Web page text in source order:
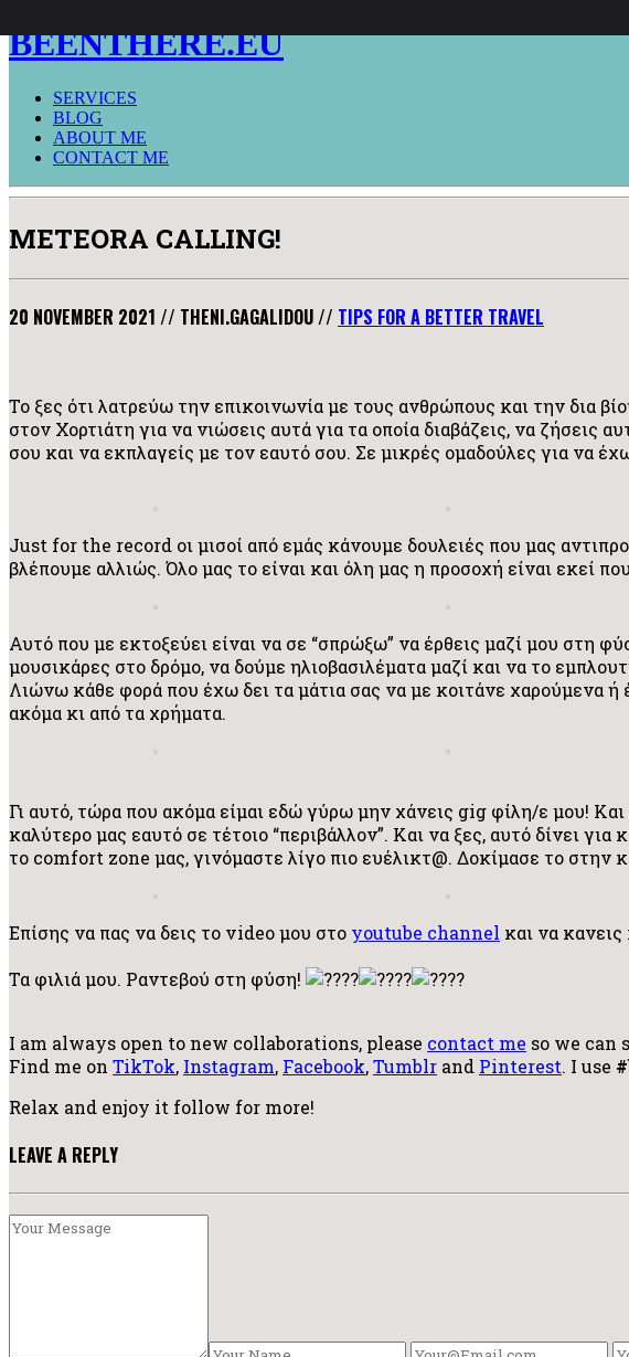
BEENTHERE.EU
SERVICES
BLOG
ABOUT ME
CONTACT ME
METEORA CALLING!
20 NOVEMBER 2021 // THENI.GAGALIDOU// TIPS FOR A BETTER TRAVEL
Το ξες ότι λατρεύω την επικοινωνία με τους ανθρώπους και την δια
στον Χορτιάτη για να νιώσεις αυτά για τα οποία διαβάζεις, να
σου και να εκπλαγείς με τον εαυτό σου. Σε μικρές ομαδούλες για να
Just for the record οι μισοί από εμάς κάνουμε δουλειές που μας
βλέπουμε αλλιώς. Όλο μας το είναι και όλη μας η προσοχή είναι εκεί
Αυτό που με εκτοξεύει είναι να σε “σπρώξω” να έρθεις μαζί μου στη
μουσικάρες στο δρόμο, να δούμε ηλιοβασιλέματα μαζί και να το
Λιώνω κάθε φορά που έχω δει τα μάτια σας να με κοιτάνε χαρούμενα
ακόμα κι από τα χρήματα.
Γι αυτό, τώρα που ακόμα είμαι εδώ γύρω μην χάνεις gig φίλη/ε μου!
καλύτερο μας εαυτό σε τέτοιο “περιβάλλον”. Και να ξες, αυτό δίνει
το comfort zone μας, γινόμαστε λίγο πιο ευέλικτ@. Δοκίμασε το
Επίσης να πας να δεις το video μου στο youtube channel και να κανεις
Τα φιλιά μου. Ραντεβού στη φύση!
I am always open to new collaborations, please contact me so we can
Find me on TikTok, Instagram, Facebook,Tumblr and Pinterest. I use
Relax and enjoy it follow for more!
LEAVE A REPLY